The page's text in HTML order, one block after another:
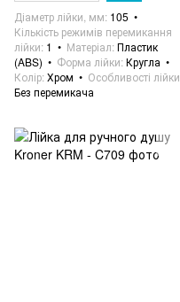
Діаметр лійки, мм 105
Кількість режимів перемикання
лійки 1 Матеріал Пластик
(ABS)
Форма лійки Кругла
Колір Хром
Особливості лійки
Без перемикача